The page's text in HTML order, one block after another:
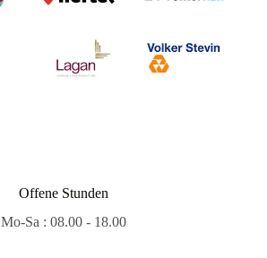
Offene Stunden
Mo-Sa : 08.00 - 18.00